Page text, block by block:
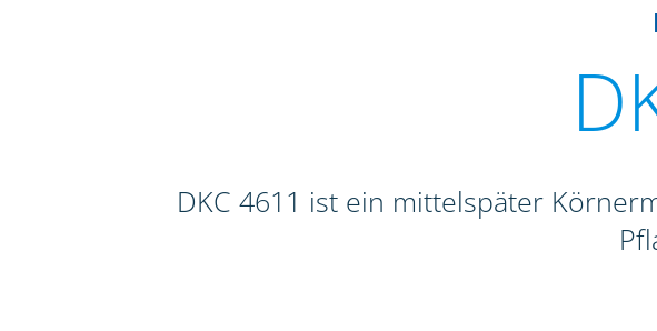
DKC 4611 ist ein mittelspäter